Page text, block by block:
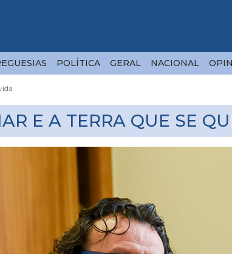
POLÍTICA GERAL NACIONAL
E A TERRA QUE SE